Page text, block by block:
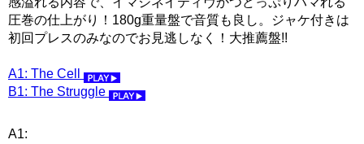
圧巻の仕上がり！180g重量盤で音質も良し。ジャケ付きは
初回プレスのみなのでお見逃しなく！大推薦盤!!
A1: The Cell
B1: The Struggle
A1: